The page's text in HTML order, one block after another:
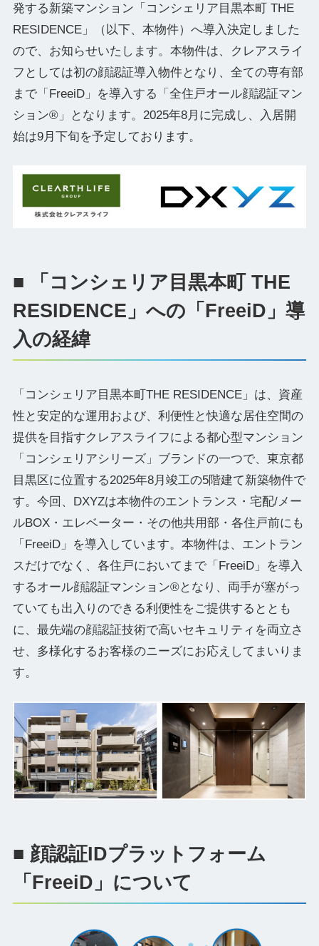
発する新築マンション「コンシェリア目黒本町 THE
RESIDENCE」（以下、本物件）へ導入決定しました
ので、お知らせいたします。本物件は、クレアスライ
フとしては初の顔認証導入物件となり、全ての専有部
まで「FreeiD」を導入する「全住戸オール顔認証マン
ション®」となります。2025年8月に完成し、入居開
始は9月下旬を予定しております。
■ 「コンシェリア目黒本町 THE
RESIDENCE」への「FreeiD」導
入の経緯
「コンシェリア目黒本町THE RESIDENCE」は、資産
性と安定的な運用および、利便性と快適な居住空間の
提供を目指すクレアスライフによる都心型マンション
「コンシェリアシリーズ」ブランドの一つで、東京都
目黒区に位置する2025年8月竣工の5階建て新築物件で
す。今回、DXYZは本物件のエントランス・宅配/メー
ルBOX・エレベーター・その他共用部・各住戸前にも
「FreeiD」を導入しています。本物件は、エントラン
スだけでなく、各住戸においてまで「FreeiD」を導入
するオール顔認証マンション®となり、両手が塞がっ
ていても出入りのできる利便性をご提供するととも
に、最先端の顔認証技術で高いセキュリティを両立さ
せ、多様化するお客様のニーズにお応えしてまいりま
す。
■ 顔認証IDプラットフォーム
「FreeiD」について